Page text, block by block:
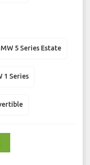
5 Series Estate
1 Series